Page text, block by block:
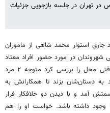
در تهران در جلسه بازجویی جزئیات
جاری استوار محمد شاهی از ماموران
در مورد حضور افراد معتاد
در بوستان جنت تهران به آنجا رفت. او وقتی محل را بررسی کرد متوجه ۲ مرد
دستان‌شان بزند تا همکارانش به
آمد و با دیدن دو خلافکار فرار
وجود داشته باشد. خواست او را هم